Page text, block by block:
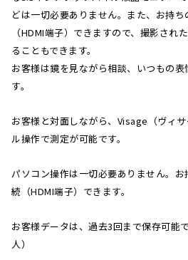
どは一切必要ありません。また、お持
（HDMI端子）できますので、撮影され
ることもできます。
お客様は鏡を見ながら相談、いつもの
す。
お客様と対面しながら、Visage（ヴィ
ル操作で測定が可能です。
パソコン操作は一切必要ありません。
続（HDMI端子）できます。
お客様データは、過去3回まで保存可能
人）